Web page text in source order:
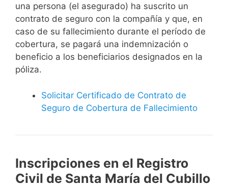
una persona (el asegurado) ha suscrito un
contrato de seguro con la compañía y que, en
caso de su fallecimiento durante el período de
cobertura, se pagará una indemnización o
beneficio a los beneficiarios designados en la
póliza.
Solicitar Certificado de Contrato de
Seguro de Cobertura de Fallecimiento
Inscripciones en el Registro
Civil de Santa María del Cubillo